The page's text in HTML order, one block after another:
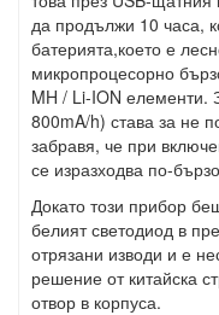
да продължи 10 часа,
батерията,което е
микропроцесорно
MH / Li-ION елементи.
800mA/h) става за не
забравя, че при
се изразходва по-
Докато този прибор
белият светодиод в
отрязани изводи и е
решение от китайска
отвор в корпуса.